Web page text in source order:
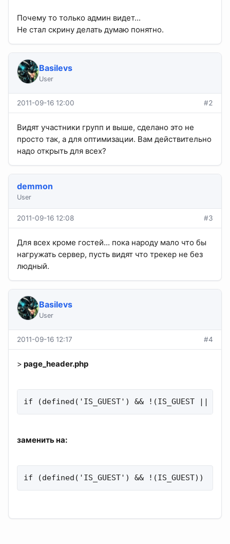
Почему то только админ видет...
Не стал скрину делать думаю понятно.
Basilevs
User
2011-09-16 12:00 #2
Видят участники групп и выше, сделано это не
просто так, а для оптимизации. Вам действительно
надо открыть для всех?
demmon
User
2011-09-16 12:08 #3
Для всех кроме гостей... пока народу мало что бы
нагружать сервер, пусть видят что трекер не без
людный.
Basilevs
User
2011-09-16 12:17 #4
> page_header.php
if (defined('IS_GUEST') && !(IS_GUEST ||
заменить на:
if (defined('IS_GUEST') && !(IS_GUEST))